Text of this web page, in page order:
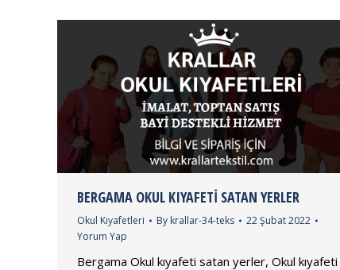
BERGAMA OKUL KIYAFETI SATAN YERLER
Okul Kıyafetleri By krallar-34-teks
22 Şubat 2022
Yorum Yap
Bergama Okul kıyafeti satan yerler, Okul kıyafeti